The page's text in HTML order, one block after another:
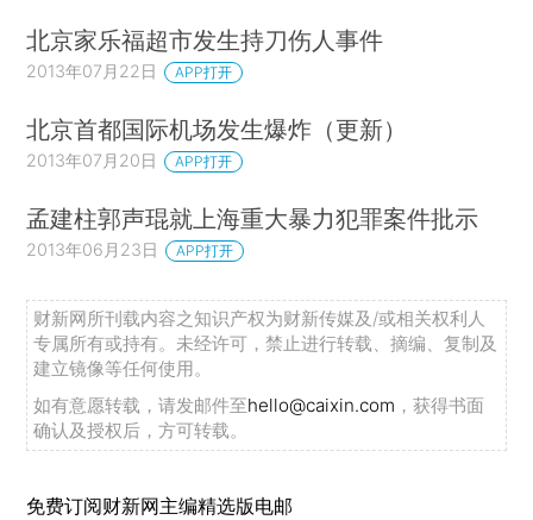
北京家乐福超市发生持刀伤人事件
2013年07月22日 APP打开
北京首都国际机场发生爆炸（更新）
2013年07月20日 APP打开
孟建柱郭声琨就上海重大暴力犯罪案件批示
2013年06月23日 APP打开
财新网所刊载内容之知识产权为财新传媒及/或相关权利人
专属所有或持有。未经许可，禁止进行转载、摘编、复制及
建立镜像等任何使用。
如有意愿转载，请发邮件至hello@caixin.com ，获得书面
确认及授权后，方可转载。
免费订阅财新网主编精选版电邮